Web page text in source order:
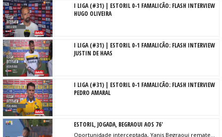
I LIGA (#31) | ESTORIL 0-1 FAMALICÃO: FLASH INTERVIEW
HUGO OLIVEIRA
I LIGA (#31) | ESTORIL 0-1 FAMALICÃO: FLASH INTERVIEW
JUSTIN DE HAAS
I LIGA (#31) | ESTORIL 0-1 FAMALICÃO: FLASH INTERVIEW
PEDRO AMARAL
ESTORIL, JOGADA, BEGRAOUI AOS 76'